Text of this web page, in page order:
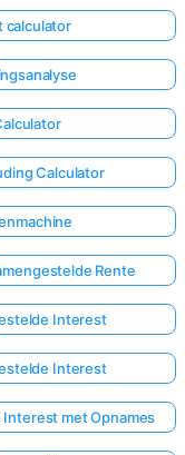
calculator
Calculator
Rente
Interest
Interest
Interest met Opnames